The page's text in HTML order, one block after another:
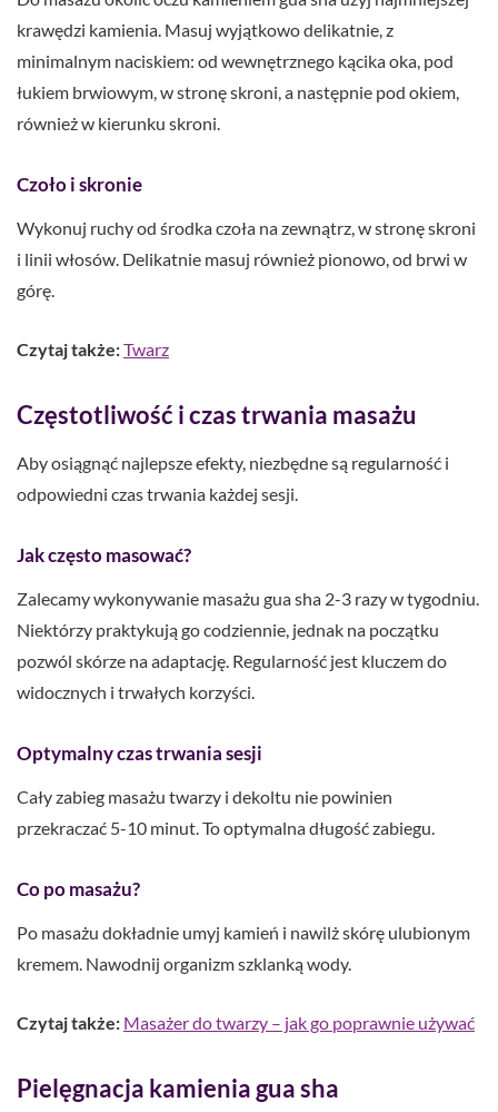
krawędzi kamienia. Masuj wyjątkowo delikatnie, z
minimalnym naciskiem: od wewnętrznego kącika oka, pod
łukiem brwiowym, w stronę skroni, a następnie pod okiem,
również w kierunku skroni.
Czoło i skronie
Wykonuj ruchy od środka czoła na zewnątrz, w stronę skroni
i linii włosów. Delikatnie masuj również pionowo, od brwi w
górę.
Czytaj także:Twarz
Częstotliwość i czas trwania masażu
Aby osiągnąć najlepsze efekty, niezbędne są regularność i
odpowiedni czas trwania każdej sesji.
Jak często masować?
Zalecamy wykonywanie masażu gua sha 2-3 razy w tygodniu.
Niektórzy praktykują go codziennie, jednak na początku
pozwól skórze na adaptację. Regularność jest kluczem do
widocznych i trwałych korzyści.
Optymalny czas trwania sesji
Cały zabieg masażu twarzy i dekoltu nie powinien
przekraczać 5-10 minut. To optymalna długość zabiegu.
Co po masażu?
Po masażu dokładnie umyj kamień i nawilż skórę ulubionym
kremem. Nawodnij organizm szklanką wody.
Czytaj także: Masażer do twarzy – jak go poprawnie używać
Pielęgnacja kamienia gua sha